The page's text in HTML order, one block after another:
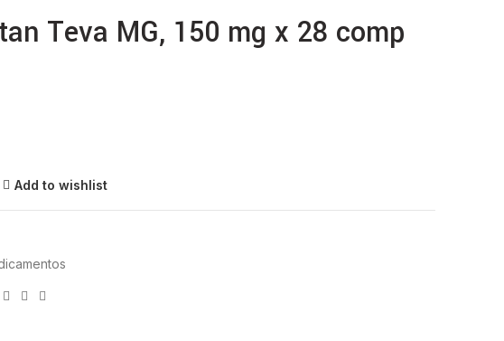
Teva MG, 150 mg x 28 comp
Add to wishlist